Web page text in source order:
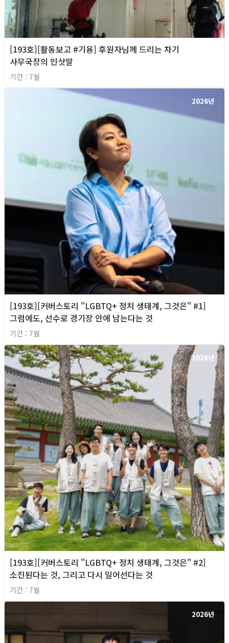
[193호][활동보고 #기용] 후원자님께 드리는 차기
사무국장의 인삿말
기간 : 7월
2026년
[193호][커버스토리 "LGBTQ+ 정치 생태계, 그것은" #1]
그럼에도, 선수로 경기장 안에 남는다는 것
기간 : 7월
2026년
[193호][커버스토리 "LGBTQ+ 정치 생태계, 그것은" #2]
소진된다는 것, 그리고 다시 일어선다는 것
기간 : 7월
2026년